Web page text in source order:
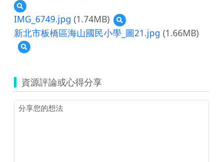
預
覽
新
北
市
海
小
「資
訊
科
IMG_6749.jpg (1.74MB)
預
覽
IMG_6749.jpg
新北市板橋區海山國民小學_圖21.jpg (1.66MB)
預
覽
市
板
橋
區
資源評論或心得分享